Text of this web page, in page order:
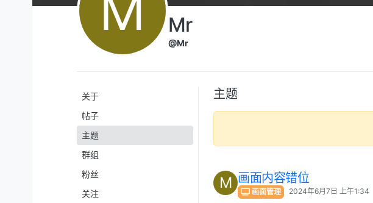
Mr
@Mr
关于
帖子
主题
群组
粉丝
关注
主题
M 画面内容错位
画面管理 2024年6月7日 上午1:34